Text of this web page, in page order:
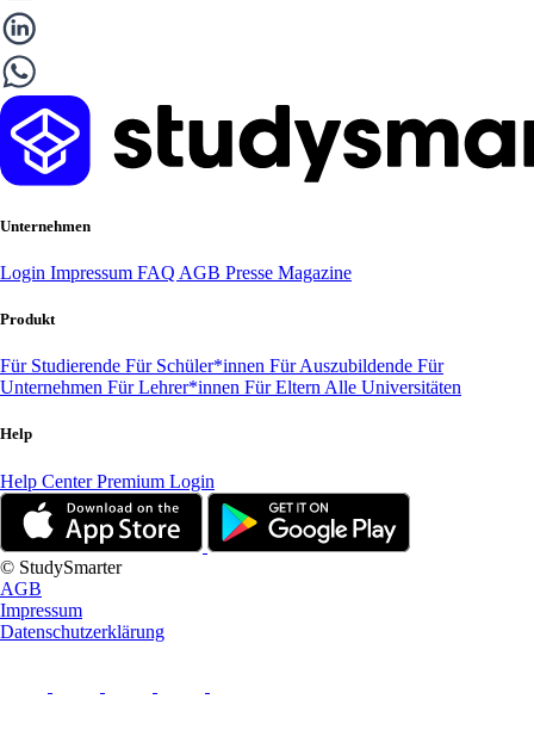
Unternehmen
Login Impressum FAQ AGB Presse Magazine
Produkt
Für Studierende Für Schüler*innen Für Auszubildende Für
Unternehmen Für Lehrer*innen Für Eltern Alle Universitäten
Help
Help CenterPremium Login
© StudySmarter
AGB
Impressum
Datenschutzerklärung